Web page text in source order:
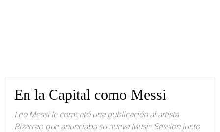
En la Capital como Messi
Leo Messi le comentó una publicación al artista
Bizarrap que anunciaba su nueva Music Session junto